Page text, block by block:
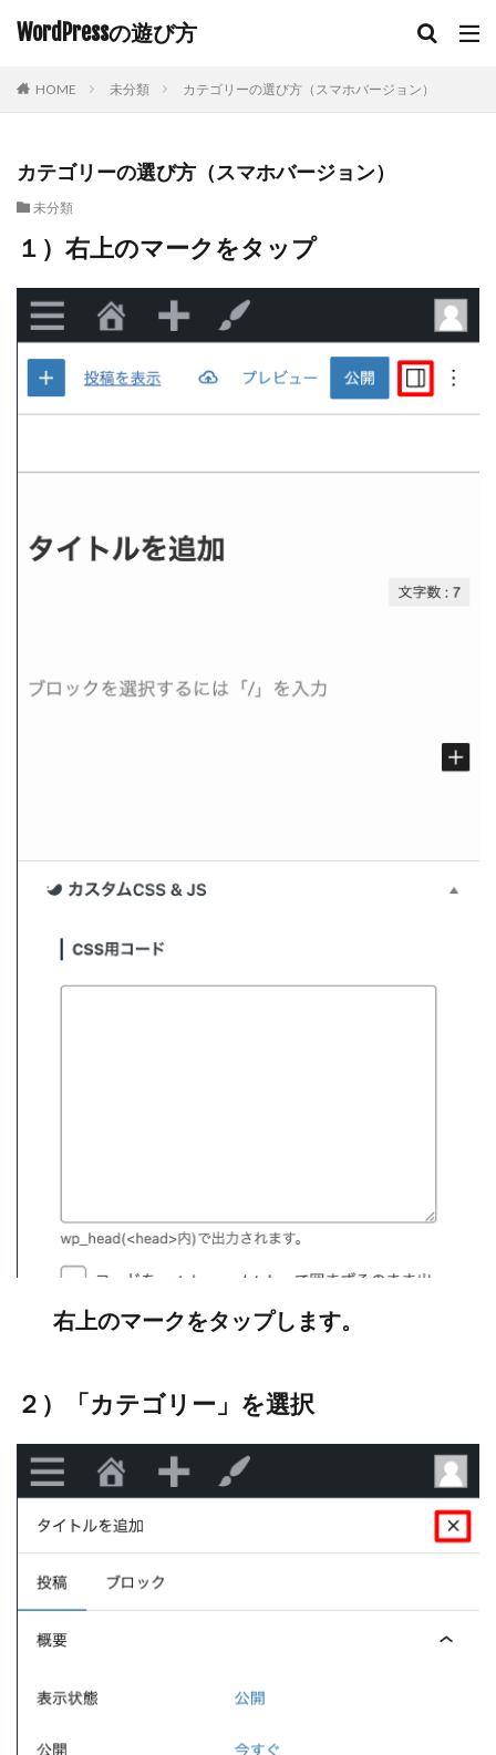
WordPressの遊び方
HOME 未分類 カテゴリーの選び方（スマホバージョン）
カテゴリーの選び方（スマホバージョン）
未分類
１）右上のマークをタップ
右上のマークをタップします。
２）「カテゴリー」を選択